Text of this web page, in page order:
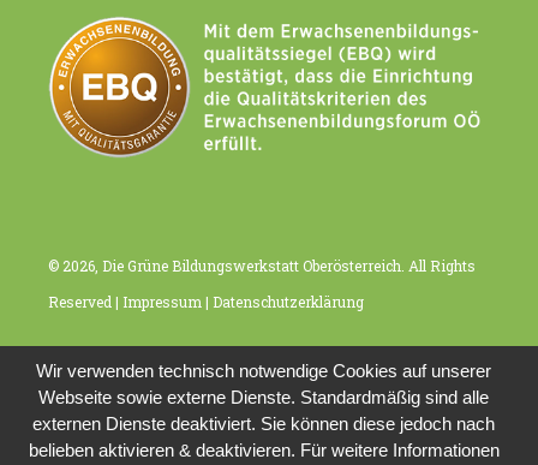
© 2026, Die Grüne Bildungswerkstatt Oberösterreich. All Rights
Reserved | Impressum | Datenschutzerklärung
Wir verwenden technisch notwendige Cookies auf unserer
Webseite sowie externe Dienste. Standardmäßig sind alle
externen Dienste deaktiviert. Sie können diese jedoch nach
belieben aktivieren & deaktivieren. Für weitere Informationen